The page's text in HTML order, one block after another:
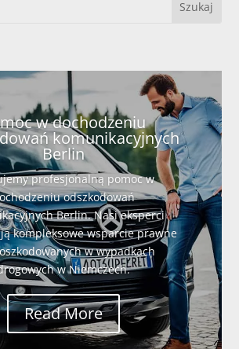
w dochodzeniu
komunikacyjnych
Berlin
profesjonalną pomoc w
odszkodowań
Berlin. Nasi eksperci
kompleksowe wsparcie prawne
w wypadkach
w Niemczech.
Read More